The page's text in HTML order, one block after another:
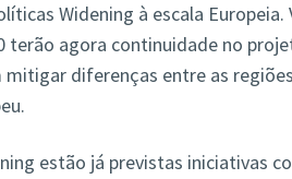
Widening à escala
terão agora continuidade no
diferenças entre as
estão já previstas iniciativas